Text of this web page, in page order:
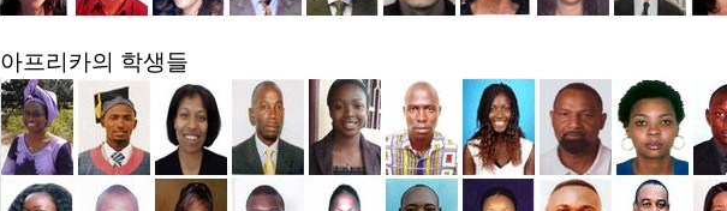
아프리카의 학생들